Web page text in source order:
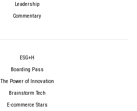
Leadership
Commentary
ESG+H
Boarding Pass
The Power of Innovation
Brainstorm Tech
E-commerce Stars